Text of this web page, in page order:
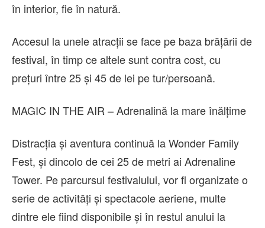
în interior, fie în natură.
Accesul la unele atracții se face pe baza brățării de
festival, în timp ce altele sunt contra cost, cu
prețuri între 25 și 45 de lei pe tur/persoană.
MAGIC IN THE AIR – Adrenalină la mare înălțime
Distracția și aventura continuă la Wonder Family
Fest, și dincolo de cei 25 de metri ai Adrenaline
Tower. Pe parcursul festivalului, vor fi organizate o
serie de activități și spectacole aeriene, multe
dintre ele fiind disponibile și în restul anului la